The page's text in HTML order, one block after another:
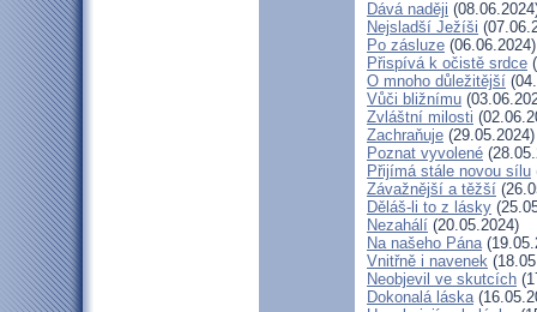
Dává naději
Nejsladší Ježíši
Po zásluze (06.06.2024)
Přispívá k očistě srdce
O mnoho důležitější
Vůči bližnímu
Zvláštní milosti
Zachraňuje (29.05.2024)
Poznat vyvolené
Přijímá stále novou sílu
Závažnější a těžší
Děláš-li to z lásky
Nezahálí (20.05.2024)
Na našeho Pána
Vnitřně i navenek
Neobjevil ve skutcích
Dokonalá láska